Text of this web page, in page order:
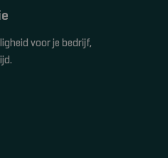
voor je bedrijf,